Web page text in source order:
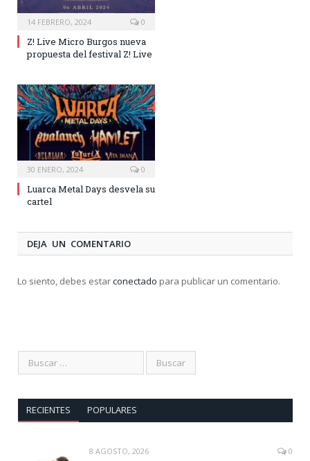
14 FEBRERO, 2024 0
Z! Live Micro Burgos nueva
propuesta del festival Z! Live
30 ENERO, 2024 0
Luarca Metal Days desvela su
cartel
DEJA UN COMENTARIO
Lo siento, debes estarconectado para publicar un comentario.
RECIENTES POPULARES
8 AGOSTO, 2026 0